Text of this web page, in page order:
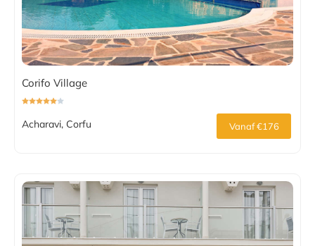
Corifo Village
Acharavi, Corfu Vanaf €176